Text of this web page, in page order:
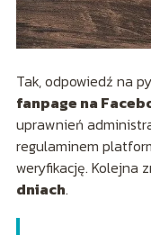
Tak, odpowiedź na
fanpage na
uprawnień
regulaminem
weryfikację. Kolejna
dniach.